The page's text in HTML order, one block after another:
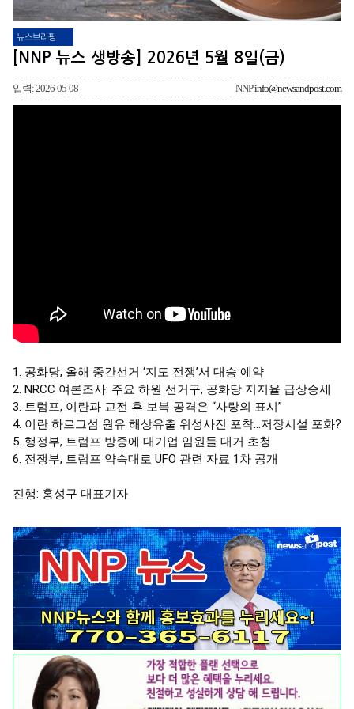
뉴스브리핑
[NNP 뉴스 생방송] 2026년 5월 8일(금)
입력: 2026-05-08 NNPinfo@newsandpost.com
1. 공화당, 올해 중간선거 ‘지도 전쟁’서 대승 예약
2. NRCC 여론조사: 주요 하원 선거구, 공화당 지지율 급상승세
3. 트럼프, 이란과 교전 후 보복 공격은 “사랑의 표시”
4. 이란 하르그섬 원유 해상유출 위성사진 포착…저장시설 포화?
5. 행정부, 트럼프 방중에 대기업 임원들 대거 초청
6. 전쟁부, 트럼프 약속대로 UFO 관련 자료 1차 공개